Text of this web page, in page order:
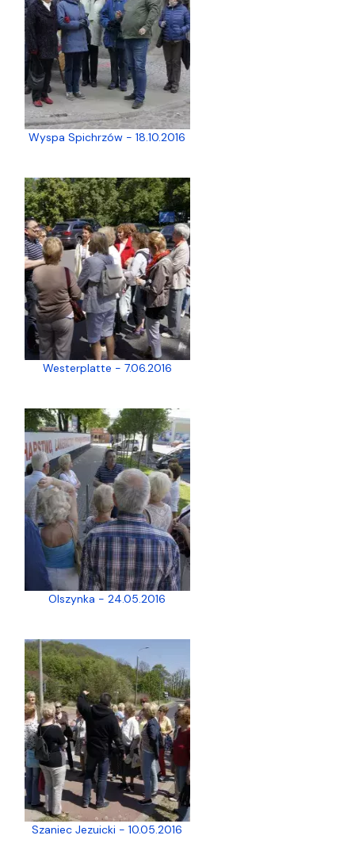
Wyspa Spichrzów - 18.10.2016
Westerplatte - 7.06.2016
Olszynka - 24.05.2016
Szaniec Jezuicki - 10.05.2016